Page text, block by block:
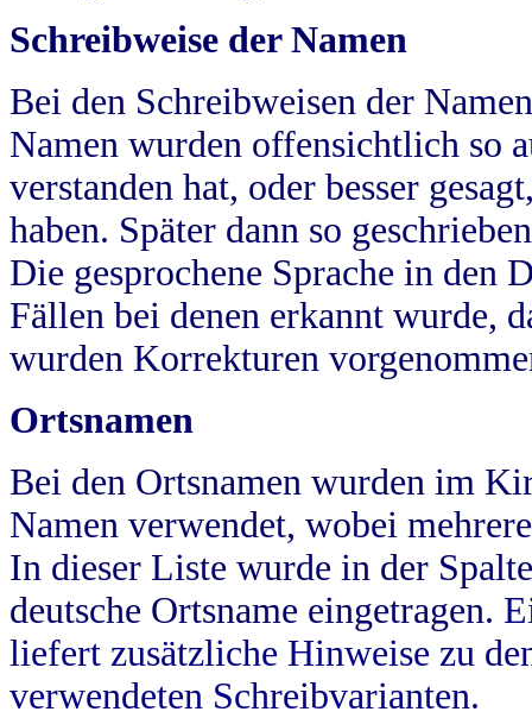
Schreibweise der Namen
Bei den Schreibweisen der
Namen wurden offensichtlich so
verstanden hat, oder besser
haben. Später dann so
Die gesprochene Sprache in
Fällen bei denen erkannt wurde,
wurden Korrekturen
Ortsnamen
Bei den Ortsnamen wurden im
Namen verwendet, wobei
In dieser Liste wurde in der
deutsche Ortsname eingetragen.
liefert zusätzliche Hinweise zu
verwendeten Schreibvarianten.